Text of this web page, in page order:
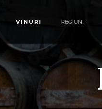
VINURI REGIUNI